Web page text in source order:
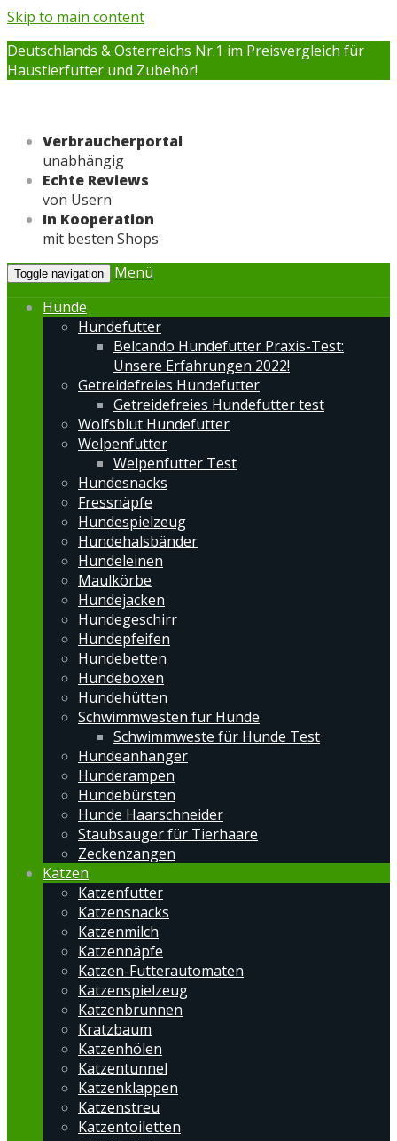
Skip to main content
Deutschlands & Österreichs Nr.1 im Preisvergleich für
Haustierfutter und Zubehör!
Verbraucherportal
unabhängig
Echte Reviews
von Usern
In Kooperation
mit besten Shops
Toggle navigation
Menü
Hunde
Hundefutter
Belcando Hundefutter Praxis-Test:
Unsere Erfahrungen 2022!
Getreidefreies Hundefutter
Getreidefreies Hundefutter test
Wolfsblut Hundefutter
Welpenfutter
Welpenfutter Test
Hundesnacks
Fressnäpfe
Hundespielzeug
Hundehalsbänder
Hundeleinen
Maulkörbe
Hundejacken
Hundegeschirr
Hundepfeifen
Hundebetten
Hundeboxen
Hundehütten
Schwimmwesten für Hunde
Schwimmweste für Hunde Test
Hundeanhänger
Hunderampen
Hundebürsten
Hunde Haarschneider
Staubsauger für Tierhaare
Zeckenzangen
Katzen
Katzenfutter
Katzensnacks
Katzenmilch
Katzennäpfe
Katzen-Futterautomaten
Katzenspielzeug
Katzenbrunnen
Kratzbaum
Katzenhölen
Katzentunnel
Katzenklappen
Katzenstreu
Katzentoiletten